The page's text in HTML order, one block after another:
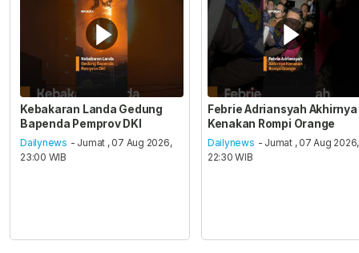
Kebakaran Landa Gedung
Bapenda Pemprov DKI
Dailynews - Jumat , 07 Aug 2026,
23:00 WIB
Febrie Adriansyah Akhirnya
Kenakan Rompi Orange
Dailynews - Jumat , 07 Aug 2026,
22:30 WIB